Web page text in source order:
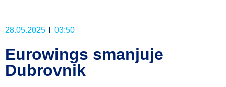
28.05.2025 03:50
Eurowings smanjuje
Dubrovnik